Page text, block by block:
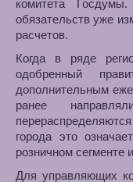
комитета
обязательств уже
расчетов.
Когда в ряде
одобренный
дополнительным
ранее
города это
розничном сегменте
Для управляющих